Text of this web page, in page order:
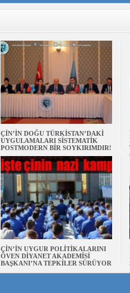
ÇİN’İN DOĞU TÜRKİSTAN’DAKİ
UYGULAMALARI SİSTEMATİK
POSTMODERN BİR SOYKIRIMDIR!
ÇİN’İN UYGUR POLİTİKALARINI
ÖVEN DİYANET AKADEMİSİ
BAŞKANI’NA TEPKİLER SÜRÜYOR